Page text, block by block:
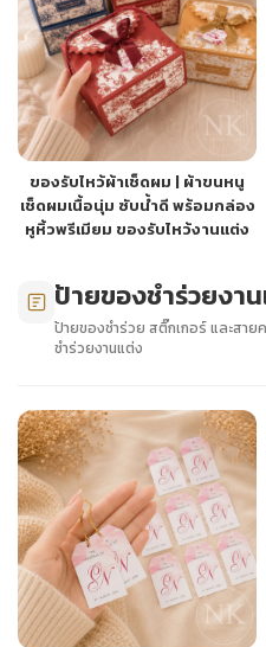
ของรับไหว้ผ้าเช็ดผม | ผ้าขนหนู
เช็ดผมเนื้อนุ่ม ซับน้ำดี พร้อมกล่อง
หูหิ้วพรีเมียม ของรับไหว้งานแต่ง
ป้ายของชำร่วยงา
ป้ายของชำร่วย สติ๊กเกอร์ และสาย
ชำร่วยงานแต่ง